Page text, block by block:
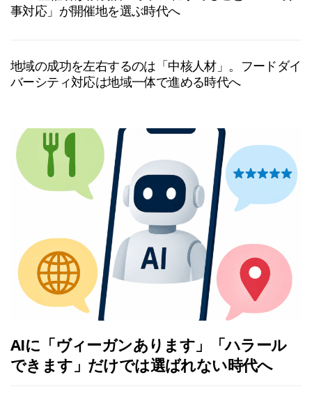
事対応」が開催地を選ぶ時代へ
地域の成功を左右するのは「中核人材」。フードダイ
バーシティ対応は地域一体で進める時代へ
AIに「ヴィーガンあります」「ハラール
できます」だけでは選ばれない時代へ